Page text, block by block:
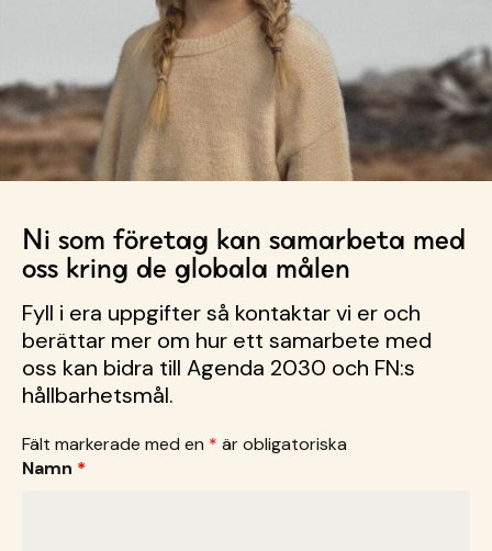
Ni som företag kan samarbeta med
oss kring de globala målen
Fyll i era uppgifter så kontaktar vi er och
berättar mer om hur ett samarbete med
oss kan bidra till Agenda 2030 och FN:s
hållbarhetsmål.
Fält markerade med en * är obligatoriska
Namn *